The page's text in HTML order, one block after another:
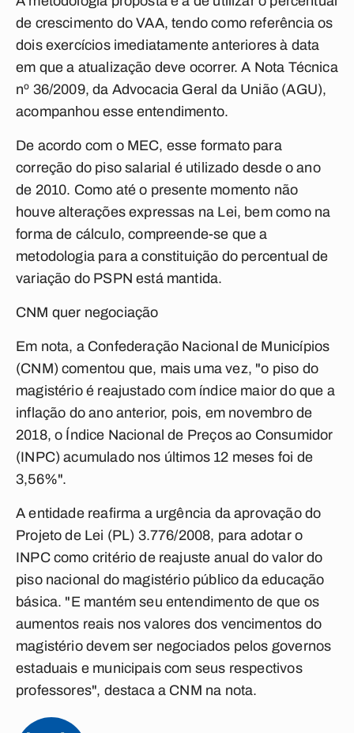
de crescimento do VAA, tendo como referência os
dois exercícios imediatamente anteriores à data
em que a atualização deve ocorrer. A Nota Técnica
nº 36/2009, da Advocacia Geral da União (AGU),
acompanhou esse entendimento.
De acordo com o MEC, esse formato para
correção do piso salarial é utilizado desde o ano
de 2010. Como até o presente momento não
houve alterações expressas na Lei, bem como na
forma de cálculo, compreende-se que a
metodologia para a constituição do percentual de
variação do PSPN está mantida.
CNM quer negociação
Em nota, a Confederação Nacional de Municípios
(CNM) comentou que, mais uma vez, "o piso do
magistério é reajustado com índice maior do que a
inflação do ano anterior, pois, em novembro de
2018, o Índice Nacional de Preços ao Consumidor
(INPC) acumulado nos últimos 12 meses foi de
3,56%".
A entidade reafirma a urgência da aprovação do
Projeto de Lei (PL) 3.776/2008, para adotar o
INPC como critério de reajuste anual do valor do
piso nacional do magistério público da educação
básica. "E mantém seu entendimento de que os
aumentos reais nos valores dos vencimentos do
magistério devem ser negociados pelos governos
estaduais e municipais com seus respectivos
professores", destaca a CNM na nota.